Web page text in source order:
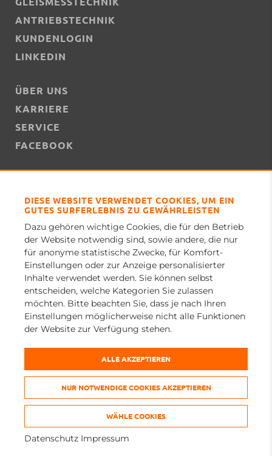
ANTRIEBSTECHNIK
KUNDENLOGIN
LINKEDIN
ÜBER UNS
KARRIERE
SERVICE
FACEBOOK
NEWS
REFERENZEN
YOUTUBE
WARTUNGSTERMIN
ROBEL Group
COPYRIGHT 2026
DATENSCHUTZ
AGB
COOKIE EINSTELLUNGEN
DIESE WEBSITE VERWENDET COOKIES, UM EIN
GUTES SURFERLEBNIS ZU GEWÄHRLEISTEN
Dazu gehören wichtige Cookies, die für den Betrieb
der Website notwendig sind, sowie andere, die nur
für anonyme statistische Zwecke, für Komfort-
Einstellungen oder zur Anzeige personalisierter
Inhalte verwendet werden. Sie können selbst
entscheiden, welche Kategorien Sie zulassen
möchten. Bitte beachten Sie, dass je nach Ihren
Einstellungen möglicherweise nicht alle Funktionen
der Website zur Verfügung stehen.
ALLE AKZEPTIEREN
NUR NOTWENDIGE COOKIES AKZEPTIEREN
WÄHLE COOKIES
Datenschutz Impressum